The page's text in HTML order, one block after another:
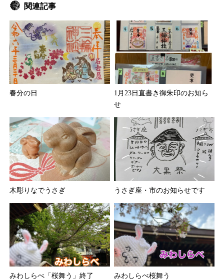
関連記事
春分の日
1月23日直書き御朱印のお知ら
せ
木彫りなでうさぎ うさぎ座・市のお知らせです
みわしらべ「桜舞う」終了 みわしらべ桜舞う